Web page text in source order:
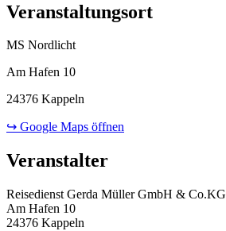
Veranstaltungsort
MS Nordlicht
Am Hafen 10
24376 Kappeln
↪ Google Maps öffnen
Veranstalter
Reisedienst Gerda Müller GmbH & Co.KG
Am Hafen 10
24376 Kappeln